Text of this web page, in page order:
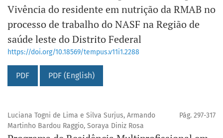
Vivência do residente em nutrição da RMAB no
processo de trabalho do NASF na Região de
saúde leste do Distrito Federal
https://doi.org/10.18569/tempus.v11i1.2288
PDF PDF (English)
Luciana Togni de Lima e Silva Surjus, Armando
Martinho Bardou Raggio, Soraya Diniz Rosa
Pág. 297-317